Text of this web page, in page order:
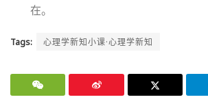
在。
Tags: 心理学新知小课·心理学新知